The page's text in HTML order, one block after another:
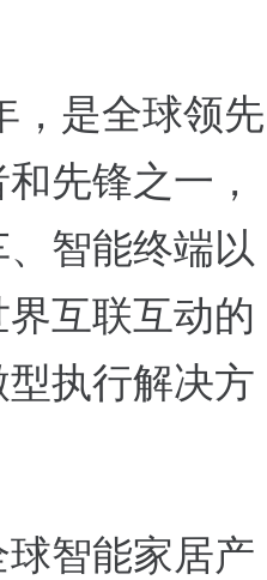
，是全球领先
先锋之一，
智能终端以
互联互动的
执行解决方
智能家居产